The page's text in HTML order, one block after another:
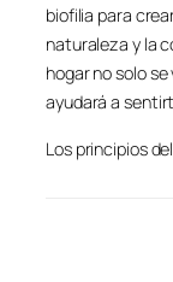
biofilia para
naturaleza y la
hogar no solo
ayudará a
Los principios